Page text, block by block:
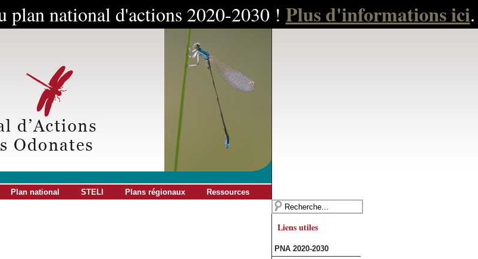
plan national d'actions 2020-2030 ! Plus d'informations ici.
Plan national STELI Plans régionaux Ressources
Liens utiles
PNA 2020-2030